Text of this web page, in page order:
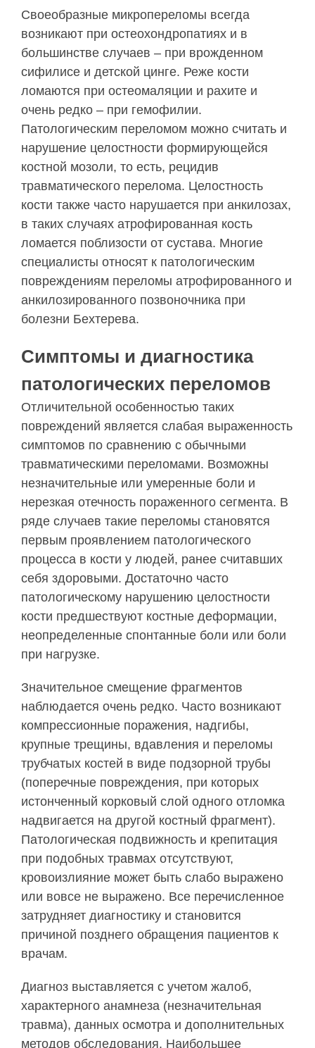
Своеобразные микропереломы всегда
возникают при остеохондропатиях и в
большинстве случаев – при врожденном
сифилисе и детской цинге. Реже кости
ломаются при остеомаляции и рахите и
очень редко – при гемофилии.
Патологическим переломом можно считать и
нарушение целостности формирующейся
костной мозоли, то есть, рецидив
травматического перелома. Целостность
кости также часто нарушается при анкилозах,
в таких случаях атрофированная кость
ломается поблизости от сустава. Многие
специалисты относят к патологическим
повреждениям переломы атрофированного и
анкилозированного позвоночника при
болезни Бехтерева.
Симптомы и диагностика
патологических переломов
Отличительной особенностью таких
повреждений является слабая выраженность
симптомов по сравнению с обычными
травматическими переломами. Возможны
незначительные или умеренные боли и
нерезкая отечность пораженного сегмента. В
ряде случаев такие переломы становятся
первым проявлением патологического
процесса в кости у людей, ранее считавших
себя здоровыми. Достаточно часто
патологическому нарушению целостности
кости предшествуют костные деформации,
неопределенные спонтанные боли или боли
при нагрузке.
Значительное смещение фрагментов
наблюдается очень редко. Часто возникают
компрессионные поражения, надгибы,
крупные трещины, вдавления и переломы
трубчатых костей в виде подзорной трубы
(поперечные повреждения, при которых
истонченный корковый слой одного отломка
надвигается на другой костный фрагмент).
Патологическая подвижность и крепитация
при подобных травмах отсутствуют,
кровоизлияние может быть слабо выражено
или вовсе не выражено. Все перечисленное
затрудняет диагностику и становится
причиной позднего обращения пациентов к
врачам.
Диагноз выставляется с учетом жалоб,
характерного анамнеза (незначительная
травма), данных осмотра и дополнительных
методов обследования. Наибольшее